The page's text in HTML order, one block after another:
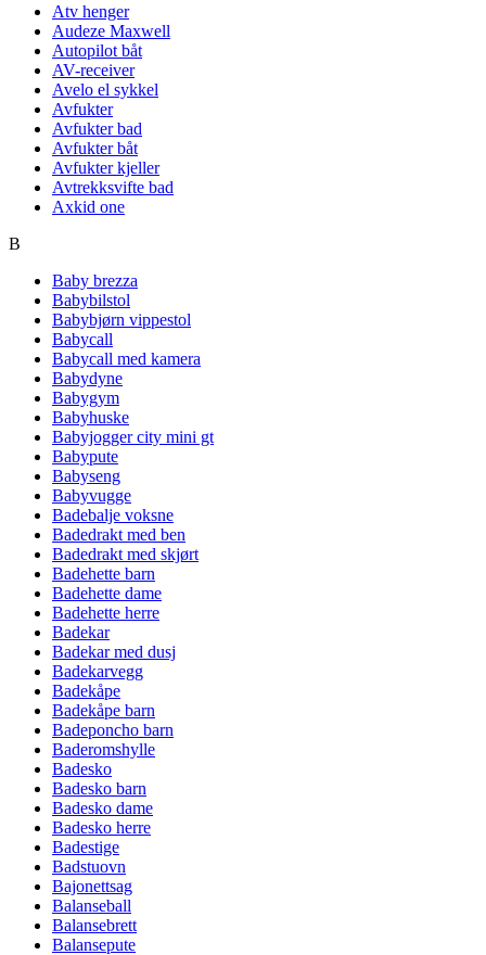
Atv henger
Audeze Maxwell
Autopilot båt
AV-receiver
Avelo el sykkel
Avfukter
Avfukter bad
Avfukter båt
Avfukter kjeller
Avtrekksvifte bad
Axkid one
B
Baby brezza
Babybilstol
Babybjørn vippestol
Babycall
Babycall med kamera
Babydyne
Babygym
Babyhuske
Babyjogger city mini gt
Babypute
Babyseng
Babyvugge
Badebalje voksne
Badedrakt med ben
Badedrakt med skjørt
Badehette barn
Badehette dame
Badehette herre
Badekar
Badekar med dusj
Badekarvegg
Badekåpe
Badekåpe barn
Badeponcho barn
Baderomshylle
Badesko
Badesko barn
Badesko dame
Badesko herre
Badestige
Badstuovn
Bajonettsag
Balanseball
Balansebrett
Balansepute